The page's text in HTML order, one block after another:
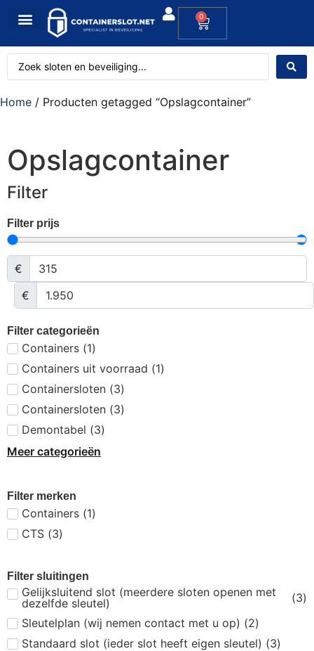
0
Home / Producten getagged “Opslagcontainer”
Opslagcontainer
Filter
Filter prijs
€
€
Filter categorieën
Containers (1)
Containers uit voorraad (1)
Containersloten (3)
Containersloten (3)
Demontabel (3)
Meer categorieën
Filter merken
Containers (1)
CTS (3)
Filter sluitingen
Gelijksluitend slot (meerdere sloten openen met
dezelfde sleutel)
(3)
Sleutelplan (wij nemen contact met u op) (2)
Standaard slot (ieder slot heeft eigen sleutel) (3)